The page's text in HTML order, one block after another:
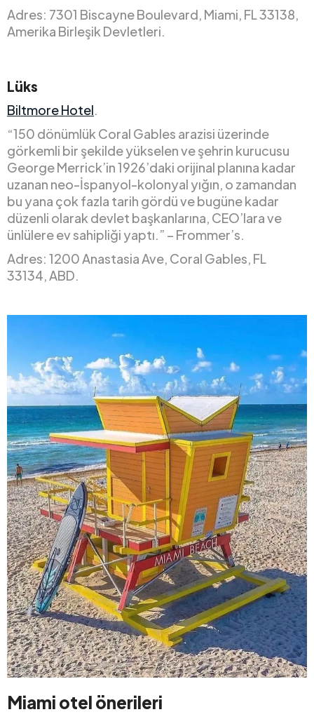
Adres: 7301 Biscayne Boulevard, Miami, FL 33138,
Amerika Birleşik Devletleri.
Lüks
Biltmore Hotel.
“150 dönümlük Coral Gables arazisi üzerinde
görkemli bir şekilde yükselen ve şehrin kurucusu
George Merrick’in 1926’daki orijinal planına kadar
uzanan neo-İspanyol-kolonyal yığın, o zamandan
bu yana çok fazla tarih gördü ve bugüne kadar
düzenli olarak devlet başkanlarına, CEO’lara ve
ünlülere ev sahipliği yaptı.” – Frommer’s.
Adres: 1200 Anastasia Ave, Coral Gables, FL
33134, ABD.
Miami otel önerileri